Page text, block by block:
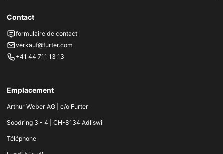
Contact
formulaire de contact
verkauf@furter.com
+41 44 711 13 13
Emplacement
Arthur Weber AG | c/o Furter
Soodring 3 - 4 | CH-8134 Adliswil
Téléphone